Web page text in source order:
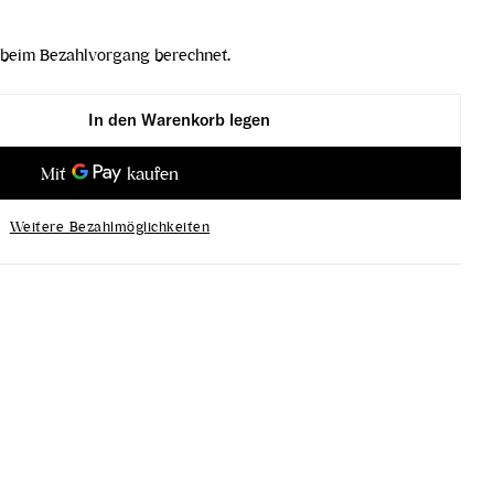
Bezahlvorgang berechnet.
ZWEI-ZERO verringern
EINS-ZWEI-ZERO erhöhen
In den Warenkorb legen
Weitere Bezahlmöglichkeiten